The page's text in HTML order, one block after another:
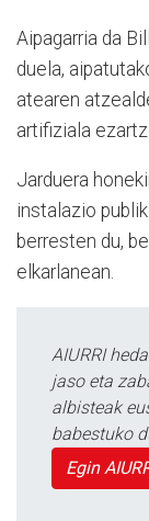
Aipagarria da
duela,
atearen
artifiziala
Jarduera
instalazio
berresten du,
elkarlanean.
AIURRI
jaso eta
albisteak
babestuko
Egin